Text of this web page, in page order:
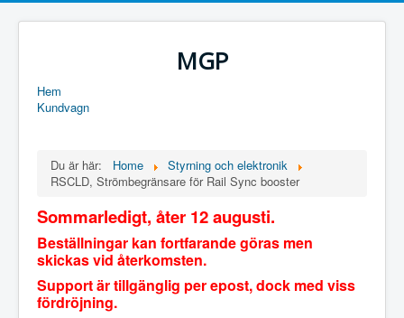
MGP
Hem
Kundvagn
Du är här: Home
Styrning och elektronik
RSCLD, Strömbegränsare för Rail Sync booster
Sommarledigt, åter 12 augusti.
Beställningar kan fortfarande göras men
skickas vid återkomsten.
Support är tillgänglig per epost, dock med viss
fördröjning.